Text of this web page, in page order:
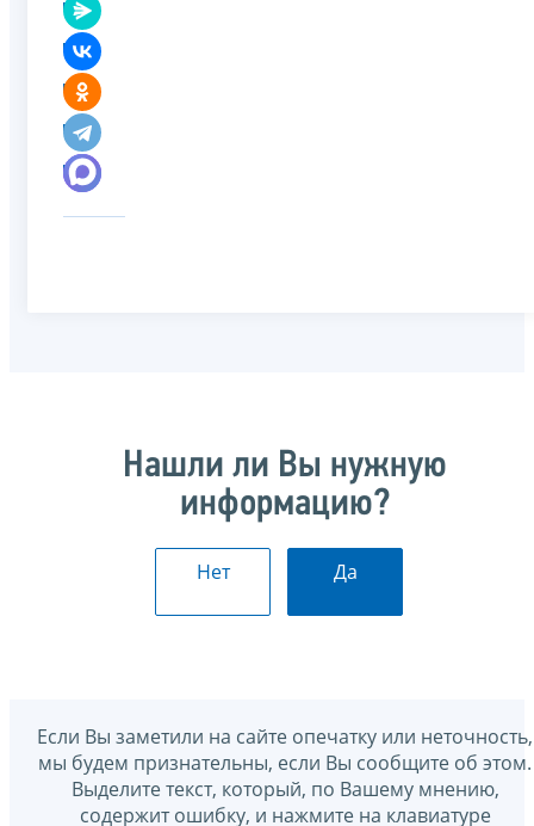
Нашли ли Вы нужную
информацию?
Нет Да
Если Вы заметили на сайте опечатку или неточность,
мы будем признательны, если Вы сообщите об этом.
Выделите текст, который, по Вашему мнению,
содержит ошибку, и нажмите на клавиатуре